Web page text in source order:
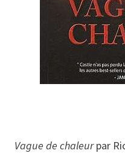
Vague de chaleurpar